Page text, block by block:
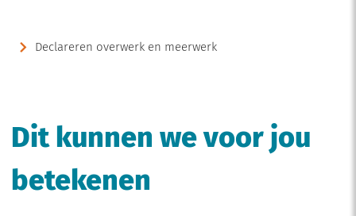
Declareren overwerk en meerwerk
Dit kunnen we voor jou
betekenen